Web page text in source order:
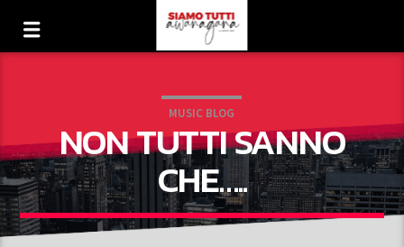
MUSIC BLOG
NON TUTTI SANNO
CHE…..